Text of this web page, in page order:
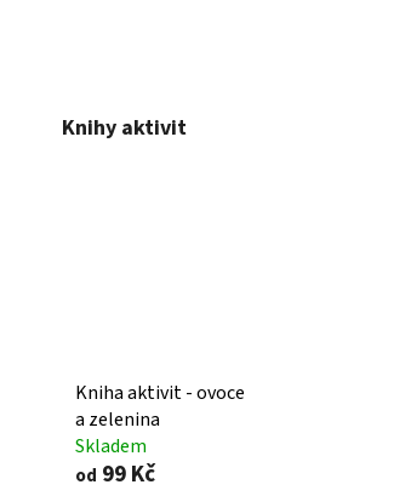
Knihy aktivit
Kniha aktivit - ovoce
a zelenina
Skladem
od 99 Kč